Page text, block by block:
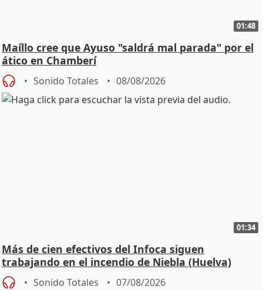
01:48
Maíllo cree que Ayuso "saldrá mal parada" por el
ático en Chamberí
Sonido Totales 08/08/2026
01:34
Más de cien efectivos del Infoca siguen
trabajando en el incendio de Niebla (Huelva)
Sonido Totales 07/08/2026